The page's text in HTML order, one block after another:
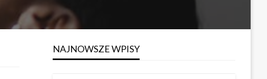
NAJNOWSZE WPISY